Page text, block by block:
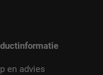
en advies